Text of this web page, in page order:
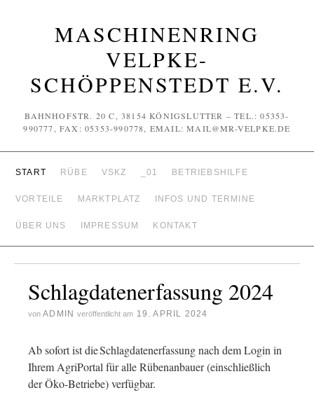
MASCHINENRING
VELPKE-
SCHÖPPENSTEDT E.V.
BAHNHOFSTR. 20 C, 38154 KÖNIGSLUTTER – TEL.: 05353-
990777, FAX: 05353-990778, EMAIL: MAIL@MR-VELPKE.DE
START RÜBE VSKZ _01 BETRIEBSHILFE
VORTEILE MARKTPLATZ INFOS UND TERMINE
ÜBER UNS IMPRESSUM KONTAKT
Schlagdatenerfassung 2024
von ADMIN veröffentlicht am 19. APRIL 2024
Ab sofort ist die Schlagdatenerfassung nach dem Login in
Ihrem AgriPortal für alle Rübenanbauer (einschließlich
der Öko-Betriebe) verfügbar.